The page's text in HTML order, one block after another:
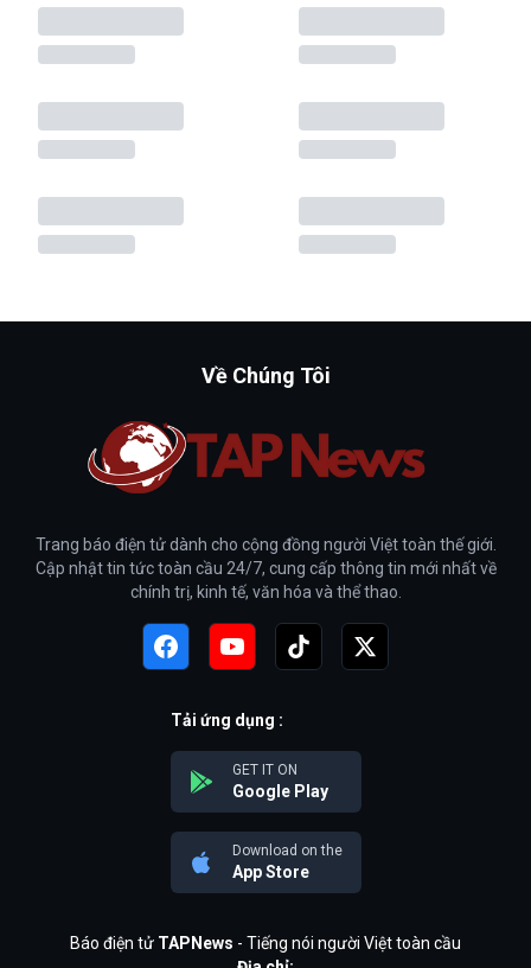
Về Chúng Tôi
Trang báo điện tử dành cho cộng đồng người Việt toàn thế giới.
Cập nhật tin tức toàn cầu 24/7, cung cấp thông tin mới nhất về
chính trị, kinh tế, văn hóa và thể thao.
Tải ứng dụng :
GET IT ON
Google Play
Download on the
App Store
Báo điện tử TAPNews - Tiếng nói người Việt toàn cầu